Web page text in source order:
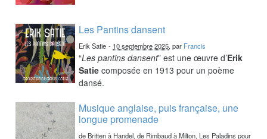
Les Pantins dansent
Erik Satie - 10 septembre 2025, par Francis
“Les pantins dansent” est une œuvre d’Erik
Satie composée en 1913 pour un poème
dansé.
Musique anglaise, puis française, une
longue promenade
de Britten à Handel, de Rimbaud à Milton, Les Paladins pour